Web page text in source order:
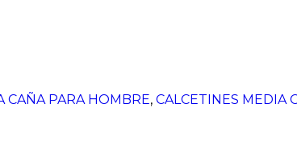
CAÑA PARA HOMBRE, CALCETINES MEDIA